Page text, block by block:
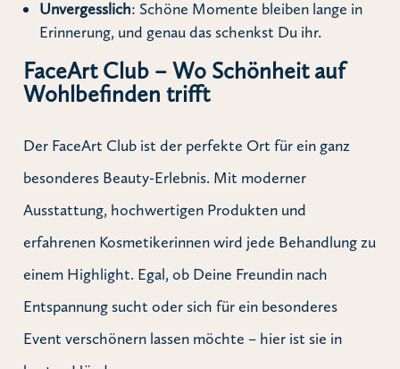
Unvergesslich: Schöne Momente bleiben lange in
Erinnerung, und genau das schenkst Du ihr.
FaceArt Club – Wo Schönheit auf
Wohlbefinden trifft
Der FaceArt Club ist der perfekte Ort für ein ganz
besonderes Beauty-Erlebnis. Mit moderner
Ausstattung, hochwertigen Produkten und
erfahrenen Kosmetikerinnen wird jede Behandlung zu
einem Highlight. Egal, ob Deine Freundin nach
Entspannung sucht oder sich für ein besonderes
Event verschönern lassen möchte – hier ist sie in